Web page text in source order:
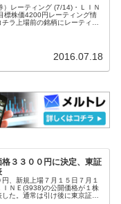
レーティング (7/14)・ＬＩＮ
株価4200円レーティング情
ラ上場前の銘柄にレーティン
2016.07.18
３３００円に決定、東証
、新規上場７月１５日７月１
ＩＮＥ(3938)の公開価格が１株
た。通常は引け後に東京証券